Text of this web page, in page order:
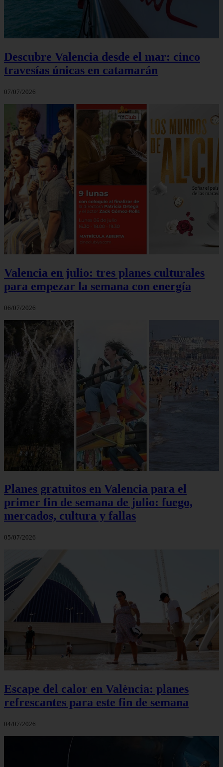
Descubre Valencia desde el mar: cinco
travesías únicas en catamarán
07/07/2026
Valencia en julio: tres planes culturales
para empezar la semana con energía
06/07/2026
Planes gratuitos en Valencia para el
primer fin de semana de julio: fuego,
mercados, cultura y fallas
05/07/2026
Escape del calor en València: planes
refrescantes para este fin de semana
04/07/2026